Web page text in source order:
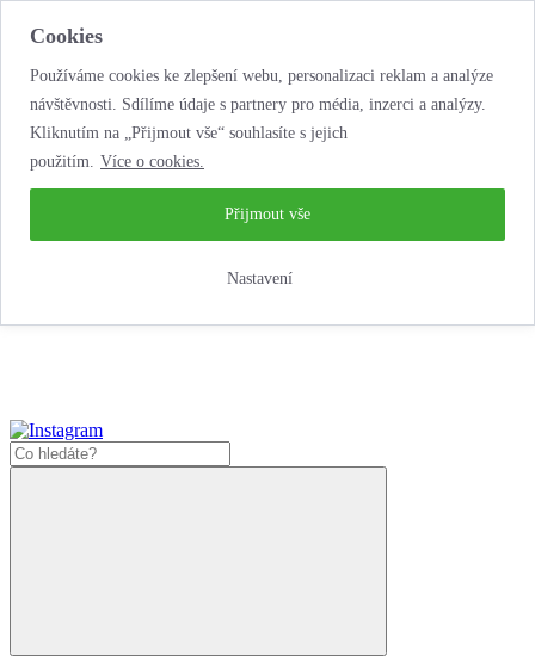
Cookies
Používáme cookies ke zlepšení webu, personalizaci reklam a analýze
návštěvnosti. Sdílíme údaje s partnery pro média, inzerci a analýzy.
Kliknutím na „Přijmout vše“ souhlasíte s jejich
použitím. Více o cookies.
Nastavení
Přijmout vše
...neobyčejná jízda životem!